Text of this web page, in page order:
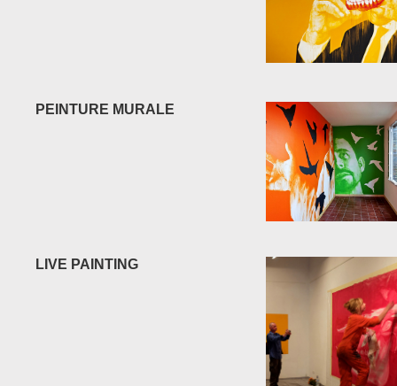
PEINTURE MURALE
LIVE PAINTING